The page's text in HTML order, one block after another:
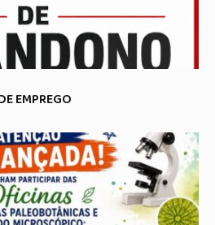
EMPREGO